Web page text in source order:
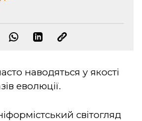
наводяться у якості
еволюції.
світогляд